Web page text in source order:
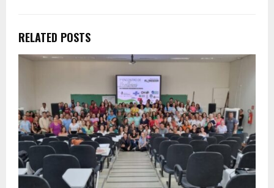
RELATED POSTS